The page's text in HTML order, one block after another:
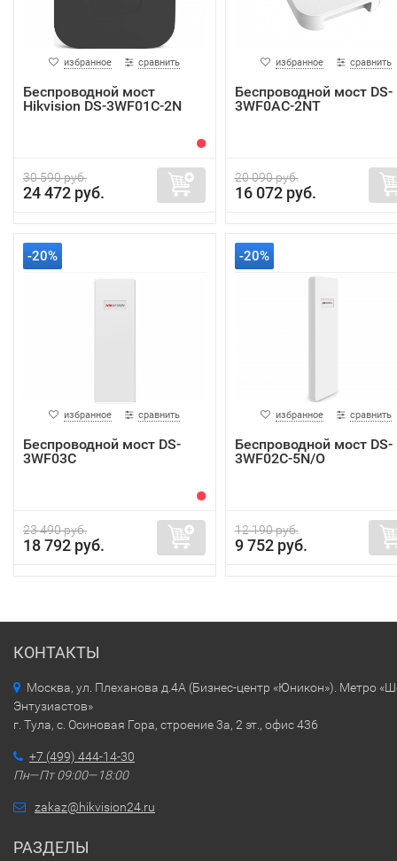
избранное сравнить
Беспроводной мост
Hikvision DS-3WF01C-2N
30 590 руб.
24 472 руб.
избранное сравнить
Беспроводной мост DS-
3WF0AC-2NT
20 090 руб.
16 072 руб.
-20%
избранное сравнить
Беспроводной мост DS-
3WF03C
23 490 руб.
18 792 руб.
-20%
избранное сравнить
Беспроводной мост DS-
3WF02C-5N/O
12 190 руб.
9 752 руб.
КОНТАКТЫ
Москва, ул. Плеханова д.4А (Бизнес-центр «Юникон»). Метро
Энтузиастов»
г. Тула, с. Осиновая Гора, строение 3а, 2 эт., офис 436
+7 (499) 444-14-30
Пн—Пт 09:00—18:00
zakaz@hikvision24.ru
РАЗДЕЛЫ